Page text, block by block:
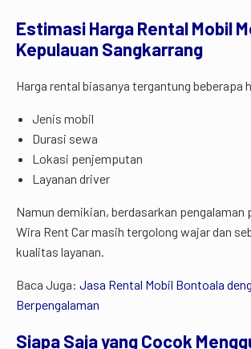
Estimasi Harga Rental Mobil
Kepulauan Sangkarrang
Harga rental biasanya tergantung beberapa
Jenis mobil
Durasi sewa
Lokasi penjemputan
Layanan driver
Namun demikian, berdasarkan pengalaman
Wira Rent Car masih tergolong wajar dan
kualitas layanan.
Baca Juga: Jasa Rental Mobil Bontoala
Berpengalaman
Siapa Saja yang Cocok